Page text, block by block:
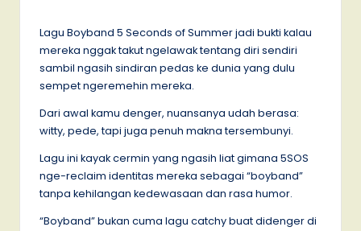
Lagu Boyband 5 Seconds of Summer jadi bukti kalau
mereka nggak takut ngelawak tentang diri sendiri
sambil ngasih sindiran pedas ke dunia yang dulu
sempet ngeremehin mereka.
Dari awal kamu denger, nuansanya udah berasa:
witty, pede, tapi juga penuh makna tersembunyi.
Lagu ini kayak cermin yang ngasih liat gimana 5SOS
nge-reclaim identitas mereka sebagai “boyband”
tanpa kehilangan kedewasaan dan rasa humor.
“Boyband” bukan cuma lagu catchy buat didenger di